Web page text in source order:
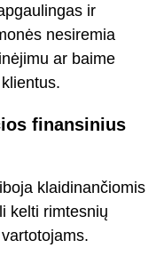
ir
nesiremia
ar baime
finansinius
klaidinančiomis
kelti rimtesnių